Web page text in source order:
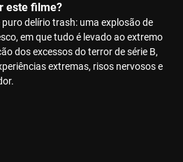
este filme?
puro delírio trash: uma explosão de
em que tudo é levado ao extremo
dos excessos do terror de série B,
extremas, risos nervosos e